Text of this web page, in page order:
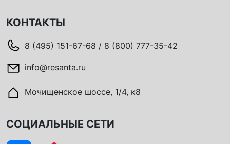
КОНТАКТЫ
8 (495) 151-67-68 / 8 (800) 777-35-42
info@resanta.ru
Мочищенское шоссе, 1/4, к8
СОЦИАЛЬНЫЕ СЕТИ